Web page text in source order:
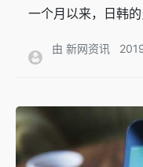
一个月以来，日韩
由 新网资讯